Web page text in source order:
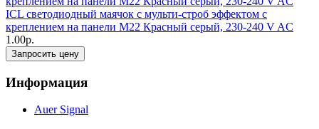
ICL светодиодный маячок с мульти-строб эффектом с
креплением на панели M22 Красный серый, 230-240 V AC
1.00р.
Запросить цену
Информация
Auer Signal